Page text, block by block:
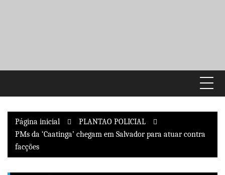
Página inicial
PLANTAO POLICIAL
PMs da ‘Caatinga’ chegam em Salvador para atuar contra
facções